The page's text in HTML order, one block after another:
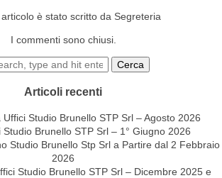
è stato scritto da Segreteria
I commenti sono chiusi.
Cerca
Articoli recenti
Studio Brunello STP Srl – Agosto 2026
Brunello STP Srl – 1° Giugno 2026
Studio Brunello Stp Srl a Partire dal 2 Febbraio
2026
Studio Brunello STP Srl – Dicembre 2025 e